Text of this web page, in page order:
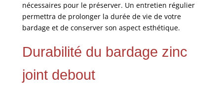
nécessaires pour le préserver. Un entretien régulier
permettra de prolonger la durée de vie de votre
bardage et de conserver son aspect esthétique.
Durabilité du bardage zinc
joint debout